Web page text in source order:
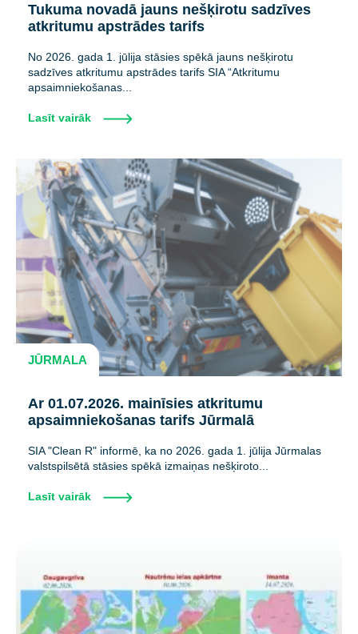
Tukuma novadā jauns nešķirotu sadzīves
atkritumu apstrādes tarifs
No 2026. gada 1. jūlija stāsies spēkā jauns nešķirotu
sadzīves atkritumu apstrādes tarifs SIA “Atkritumu
apsaimniekošanas...
Lasīt vairāk
JŪRMALA
Ar 01.07.2026. mainīsies atkritumu
apsaimniekošanas tarifs Jūrmalā
SIA "Clean R" informē, ka no 2026. gada 1. jūlija Jūrmalas
valstspilsētā stāsies spēkā izmaiņas nešķiroto...
Lasīt vairāk